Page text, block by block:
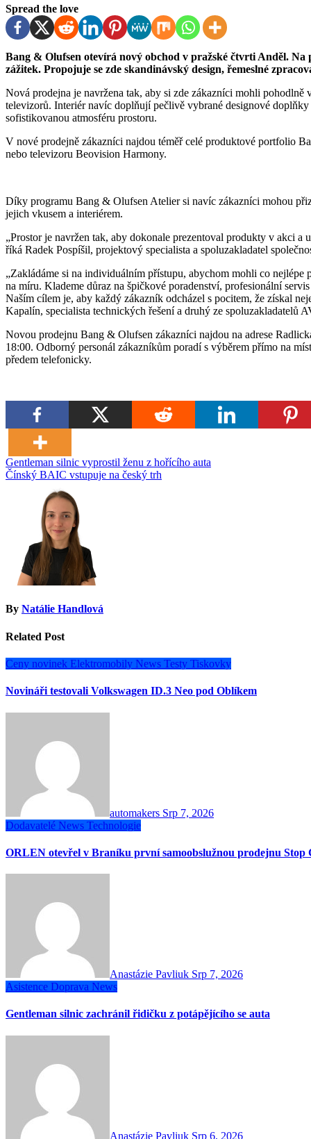
Spread the love
Bang & Olufsen otevírá nový obchod v pražské čtvrti Anděl. Na ploše 77 m² si zákazníci mohou vychutnat multismyslový
zážitek. Propojuje se zde skandinávský design, řemeslné
Nová prodejna je navržena tak, aby si zde zákazníci mohli
televizorů. Interiér navíc doplňují pečlivě vybrané designové
sofistikovanou atmosféru prostoru.
V nové prodejně zákazníci najdou téměř celé produktové portfolio
nebo televizoru Beovision Harmony.
Díky programu Bang & Olufsen Atelier si navíc zákazníci mohou
jejich vkusem a interiérem.
„Prostor je navržen tak, aby dokonale prezentoval produkty v akci
říká Radek Pospíšil, projektový specialista a spoluzakladatel
„Zakládáme si na individuálním přístupu, abychom mohli co nejlépe
na míru. Klademe důraz na špičkové poradenství, profesionální
Naším cílem je, aby každý zákazník odcházel s pocitem, že získal
Kapalín, specialista technických řešení a druhý ze spoluzakladatelů
Novou prodejnu Bang & Olufsen zákazníci najdou na adrese
18:00. Odborný personál zákazníkům poradí s výběrem přímo na
předem telefonicky.
Navigace
pro
příspěvek
Gentleman silnic vyprostil ženu z hořícího auta
Čínský BAIC vstupuje na český trh
By Natálie Handlová
Related Post
Ceny novinek Elektromobily News Testy Tiskovky
Novináři testovali Volkswagen ID.3 Neo pod Oblíkem
automakers Srp 7, 2026
Dodavatelé News Technologie
ORLEN otevřel v Braníku první samoobslužnou prodejnu Stop
Anastázie Pavliuk Srp 7, 2026
Asistence Doprava News
Gentleman silnic zachránil řidičku z potápějícího se auta
Anastázie Pavliuk Srp 6, 2026